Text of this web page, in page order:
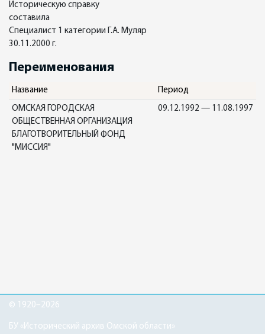
Историческую справку
составила
Специалист 1 категории Г.А. Муляр
30.11.2000 г.
Переименования
Название Период
ОМСКАЯ ГОРОДСКАЯ
ОБЩЕСТВЕННАЯ ОРГАНИЗАЦИЯ
БЛАГОТВОРИТЕЛЬНЫЙ ФОНД
"МИССИЯ"
09.12.1992 — 11.08.1997
© 1920–2026
БУ «Исторический архив Омской области»